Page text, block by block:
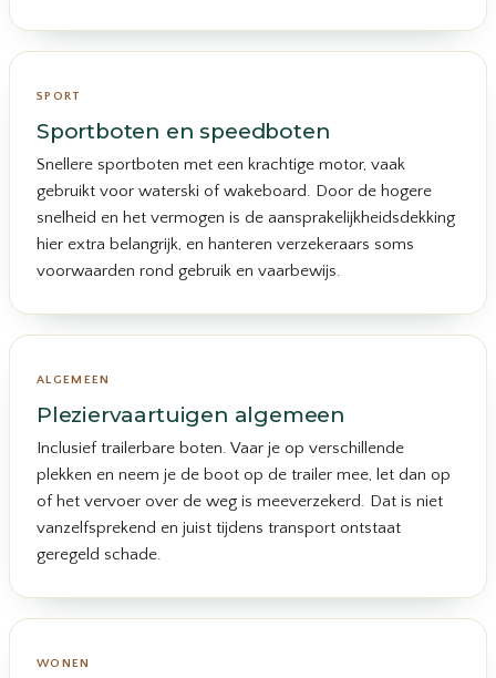
SPORT
Sportboten en speedboten
Snellere sportboten met een krachtige motor, vaak
gebruikt voor waterski of wakeboard. Door de hogere
snelheid en het vermogen is de aansprakelijkheidsdekking
hier extra belangrijk, en hanteren verzekeraars soms
voorwaarden rond gebruik en vaarbewijs.
ALGEMEEN
Pleziervaartuigen algemeen
Inclusief trailerbare boten. Vaar je op verschillende
plekken en neem je de boot op de trailer mee, let dan op
of het vervoer over de weg is meeverzekerd. Dat is niet
vanzelfsprekend en juist tijdens transport ontstaat
geregeld schade.
WONEN